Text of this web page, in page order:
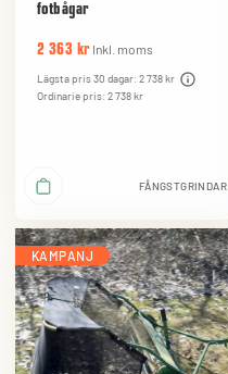
fotbågar
2 363 kr Inkl. moms
Lägsta pris 30 dagar: 2 738 kr
Ordinarie pris: 2 738 kr
FÅNGSTGRINDAR
KAMPANJ